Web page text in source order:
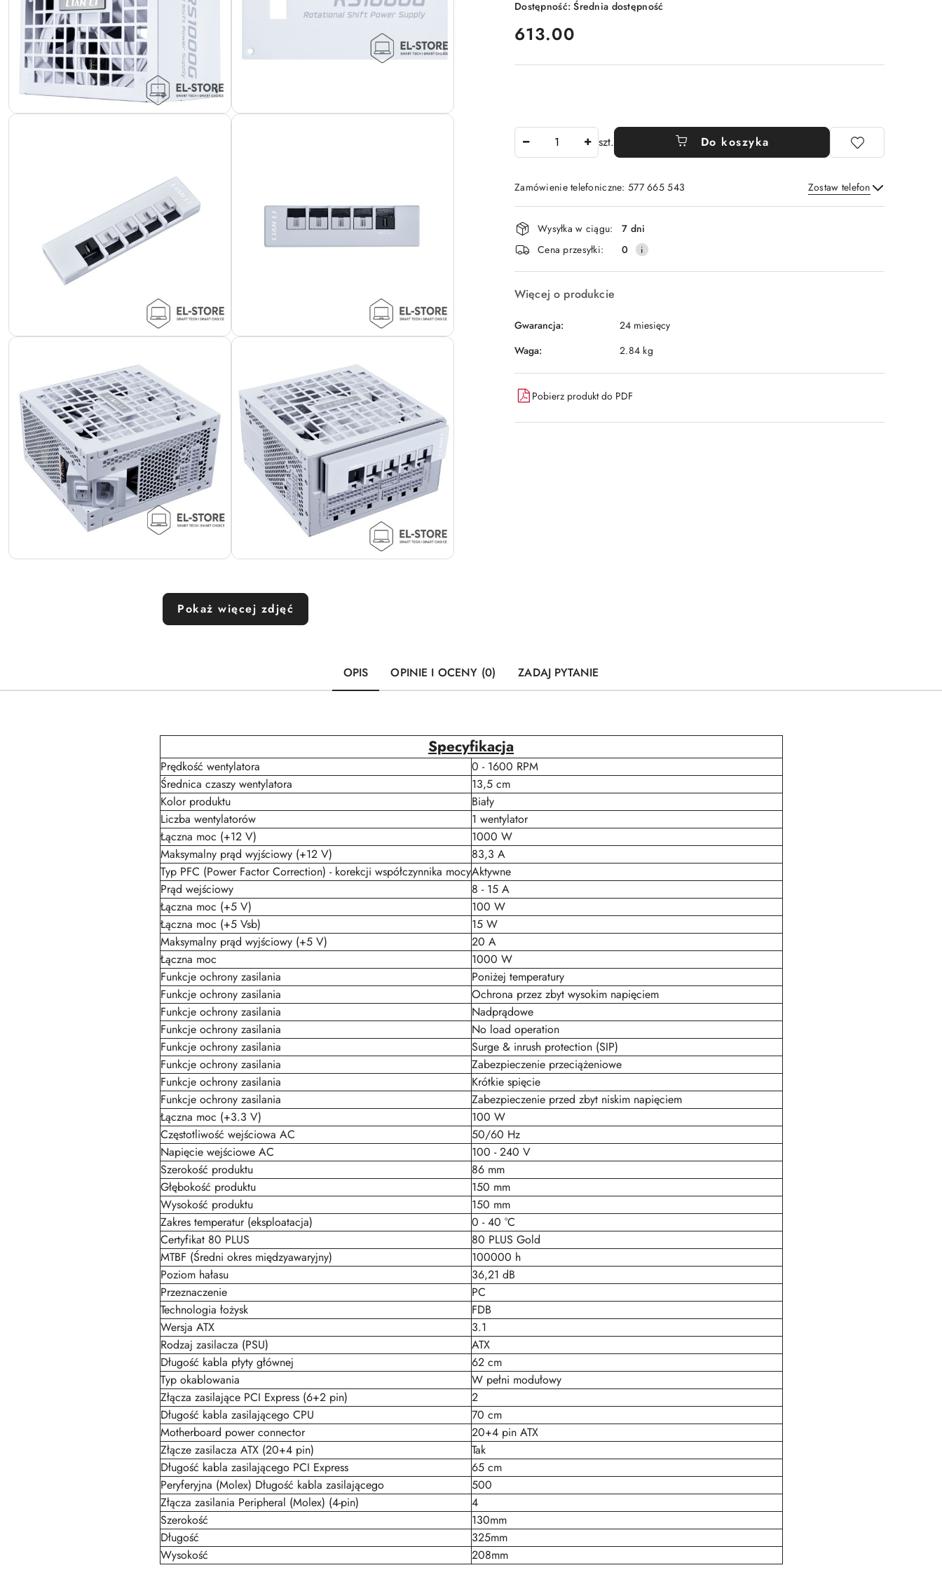
Pokaż więcej zdjęć
Dostępność:Średnia dostępność
cena:
613.00
szt. Do koszyka
Zamówienie telefoniczne: 577 665 543 Zostaw telefon
Wyślij
Dostępność
i
dostawa
Wysyłka w ciągu:
7 dni
Cena przesyłki:
0
Więcej o produkcie
Gwarancja:
24 miesięcy
Waga:
2.84 kg
Pobierz produkt do PDF
OPIS OPINIE I OCENY (0) ZADAJ PYTANIE
Specyfikacja
Prędkość wentylatora
0 - 1600 RPM
Średnica czaszy wentylatora
13,5 cm
Kolor produktu
Biały
Liczba wentylatorów
1 wentylator
Łączna moc (+12 V)
1000 W
Maksymalny prąd wyjściowy (+12 V)
83,3 A
Typ PFC (Power Factor Correction) - korekcji współczynnika mocyAktywne
Prąd wejściowy
8 - 15 A
Łączna moc (+5 V)
100 W
Łączna moc (+5 Vsb)
15 W
Maksymalny prąd wyjściowy (+5 V)
20 A
Łączna moc
1000 W
Funkcje ochrony zasilania
Poniżej temperatury
Funkcje ochrony zasilania
Ochrona przez zbyt wysokim napięciem
Funkcje ochrony zasilania
Nadprądowe
Funkcje ochrony zasilania
No load operation
Funkcje ochrony zasilania
Surge & inrush protection (SIP)
Funkcje ochrony zasilania
Zabezpieczenie przeciążeniowe
Funkcje ochrony zasilania
Krótkie spięcie
Funkcje ochrony zasilania
Zabezpieczenie przed zbyt niskim napięciem
Łączna moc (+3.3 V)
100 W
Częstotliwość wejściowa AC
50/60 Hz
Napięcie wejściowe AC
100 - 240 V
Szerokość produktu
86 mm
Głębokość produktu
150 mm
Wysokość produktu
150 mm
Zakres temperatur (eksploatacja)
0 - 40 °C
Certyfikat 80 PLUS
80 PLUS Gold
MTBF (Średni okres międzyawaryjny)
100000 h
Poziom hałasu
36,21 dB
Przeznaczenie
PC
Technologia łożysk
FDB
Wersja ATX
3.1
Rodzaj zasilacza (PSU)
ATX
Długość kabla płyty głównej
62 cm
Typ okablowania
W pełni modułowy
Złącza zasilające PCI Express (6+2 pin)
2
Długość kabla zasilającego CPU
70 cm
Motherboard power connector
20+4 pin ATX
Złącze zasilacza ATX (20+4 pin)
Tak
Długość kabla zasilającego PCI Express
65 cm
Peryferyjna (Molex) Długość kabla zasilającego
500
Złącza zasilania Peripheral (Molex) (4-pin)
4
Szerokość
130mm
Długość
325mm
Wysokość
208mm